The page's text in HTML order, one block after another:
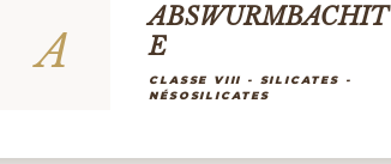
A
ABSWURMBACHIT
E
CLASSE VIII - SILICATES -
NÉSOSILICATES